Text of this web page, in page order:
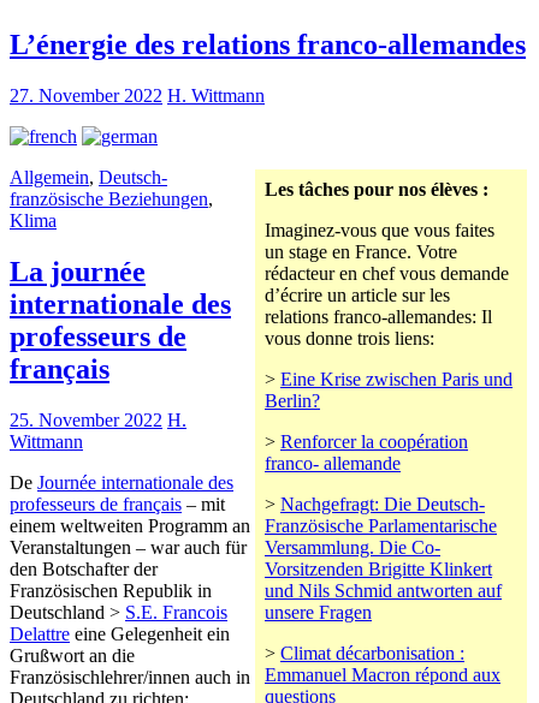
L’énergie des relations franco-allemandes
27. November 2022 H. Wittmann
Les tâches pour nos élèves :
Imaginez-vous que vous faites
un stage en France. Votre
rédacteur en chef vous demande
d’écrire un article sur les
relations franco-allemandes: Il
vous donne trois liens:
> Eine Krise zwischen Paris und
Berlin?
> Renforcer la coopération
franco- allemande
> Nachgefragt: Die Deutsch-
Französische Parlamentarische
Versammlung. Die Co-
Vorsitzenden Brigitte Klinkert
und Nils Schmid antworten auf
unsere Fragen
> Climat décarbonisation :
Emmanuel Macron répond aux
questions
Allgemein, Deutsch-
französische Beziehungen,
Klima
La journée
internationale des
professeurs de
français
25. November 2022 H.
Wittmann
De Journée internationale des
professeurs de français – mit
einem weltweiten Programm an
Veranstaltungen – war auch für
den Botschafter der
Französischen Republik in
Deutschland > S.E. Francois
Delattre eine Gelegenheit ein
Grußwort an die
Französischlehrer/innen auch in
Deutschland zu richten: